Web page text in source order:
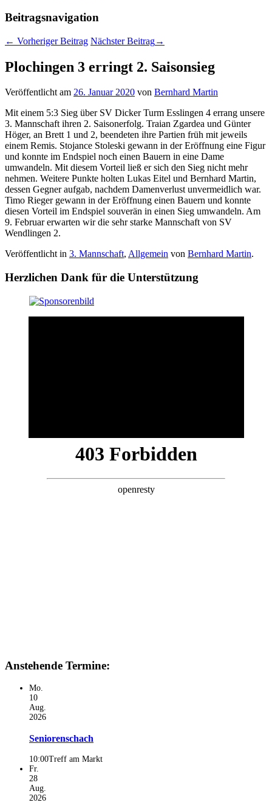
Beitragsnavigation
← Vorheriger Beitrag Nächster Beitrag→
Plochingen 3 erringt 2. Saisonsieg
Veröffentlicht am 26. Januar 2020 von Bernhard Martin
Mit einem 5:3 Sieg über SV Dicker Turm Esslingen 4 errang unsere
3. Mannschaft ihren 2. Saisonerfolg. Traian Zgardea und Günter
Höger, an Brett 1 und 2, beendeten ihre Partien früh mit jeweils
einem Remis. Stojance Stoleski gewann in der Eröffnung eine Figur
und konnte im Endspiel noch einen Bauern in eine Dame
umwandeln. Mit diesem Vorteil ließ er sich den Sieg nicht mehr
nehmen. Weitere Punkte holten Lukas Eitel und Bernhard Martin,
dessen Gegner aufgab, nachdem Damenverlust unvermeidlich war.
Timo Rieger gewann in der Eröffnung einen Bauern und konnte
diesen Vorteil im Endspiel souverän in einen Sieg umwandeln. Am
9. Februar erwarten wir die sehr starke Mannschaft von SV
Wendlingen 2.
Veröffentlicht in 3. Mannschaft, Allgemein von Bernhard Martin.
Herzlichen Dank für die Unterstützung
Anstehende Termine:
Mo.
10
Aug.
2026
Seniorenschach
10:00Treff am Markt
Fr.
28
Aug.
2026